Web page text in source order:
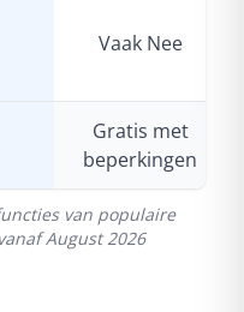
Vaak Nee
Gratis met
beperkingen
van populaire
August 2026